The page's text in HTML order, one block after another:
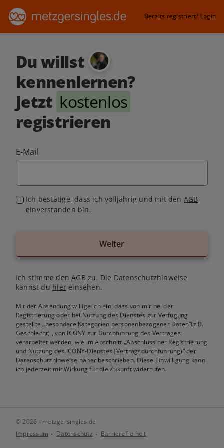
Bereits registriert? Login
Du willst
kennenlernen?
Jetzt kostenlos
registrieren
E-Mail
Ich bestätige, dass ich volljährig und mit den AGB
einverstanden bin.
Weiter
Ich stimme denAGB zu. Die Datenschutzhinweise
kannst du hiereinsehen.
Mit der Absendung willige ich ein, dass von mir bei der
Registrierung oder bei Nutzung des Dienstes zur Verfügung
gestellte„besondere Kategorien personenbezogener Daten“(z.B.
Geschlecht) , von ICONY zur Durchführung des Vertrages
verarbeitet werden, wie im Abschnitt „Abschluss der Registrierung
und Nutzung des ICONY-Dienstes (Vertragsdurchführung)“ der
Datenschutzhinweise näher beschrieben. Diese Einwilligung kann
ich jederzeit mit Wirkung für die Zukunft widerrufen.
© 2026 - metzgersingles.de
Impressum
Datenschutz Barrierefreiheit